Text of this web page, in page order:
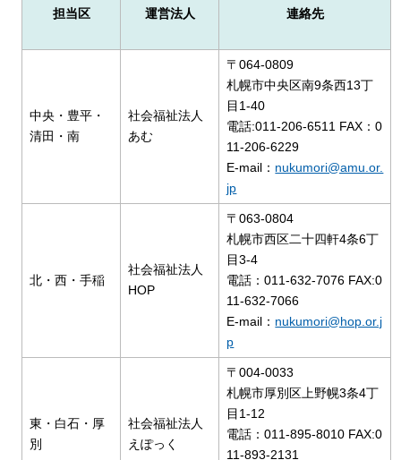
担当区 運営法人 連絡先
中央・豊平・
清田・南
社会福祉法人
あむ
〒064-0809
札幌市中央区南9条西13丁
目1-40
電話:011-206-6511 FAX：0
11-206-6229
E-mail： nukumori@amu.or.
jp
北・西・手稲
社会福祉法人
HOP
〒063-0804
札幌市西区二十四軒4条6丁
目3-4
電話：011-632-7076 FAX:0
11-632-7066
E-mail： nukumori@hop.or.j
p
東・白石・厚
別
社会福祉法人
えぽっく
〒004-0033
札幌市厚別区上野幌3条4丁
目1-12
電話：011-895-8010 FAX:0
11-893-2131